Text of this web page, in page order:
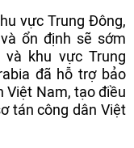
vực Trung Đông,
ổn định sẽ sớm
khu vực Trung
đã hỗ trợ bảo
Việt Nam, tạo điều
tán công dân Việt